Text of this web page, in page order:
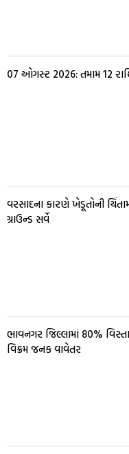
07 ઓગસ્ટ 2026: તમામ 12
વરસાદના કારણે ખેડૂતોની
ગ્રાઉન્ડ સર્વે
ભાવનગર જિલ્લામાં 80%
વિક્રમ જનક વાવેતર